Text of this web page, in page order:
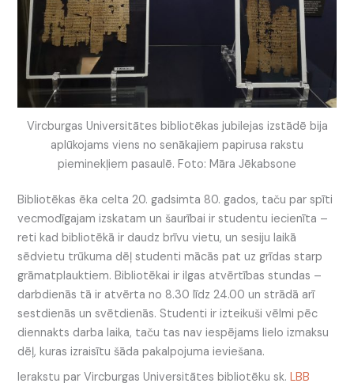
Vircburgas Universitātes bibliotēkas jubilejas izstādē bija
aplūkojams viens no senākajiem papirusa rakstu
pieminekļiem pasaulē. Foto: Māra Jēkabsone
Bibliotēkas ēka celta 20. gadsimta 80. gados, taču par spīti
vecmodīgajam izskatam un šaurībai ir studentu iecienīta –
reti kad bibliotēkā ir daudz brīvu vietu, un sesiju laikā
sēdvietu trūkuma dēļ studenti mācās pat uz grīdas starp
grāmatplauktiem. Bibliotēkai ir ilgas atvērtības stundas –
darbdienās tā ir atvērta no 8.30 līdz 24.00 un strādā arī
sestdienās un svētdienās. Studenti ir izteikuši vēlmi pēc
diennakts darba laika, taču tas nav iespējams lielo izmaksu
dēļ, kuras izraisītu šāda pakalpojuma ieviešana.
Ierakstu par Vircburgas Universitātes bibliotēku sk.LBB